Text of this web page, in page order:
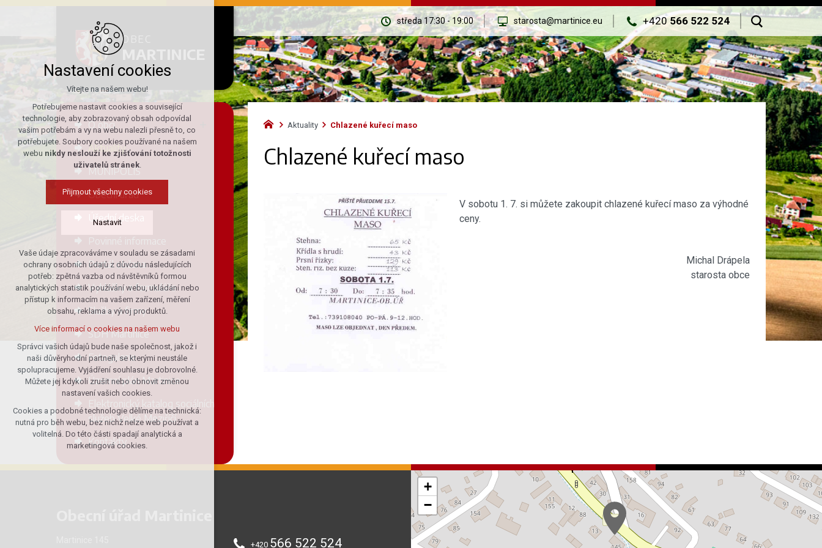
OBEC
středa 17:30 - 19:00 starosta@martinice.eu +420566 522 524
Aktuality Chlazené kuřecí maso
Chlazené kuřecí maso
V sobotu 1. 7. si můžete zakoupit chlazené kuřecí maso za výhodné
ceny.
Michal Drápela
starosta obce
O obci
Aktuality
MUNIPOLIS
Obecní úřad
Úřední deska
Portál občana
Vyhlášky a formuláře
Služby a firmy
SDH Martinice
Fotogalerie
Územní plán Martinice
služeb Velké Meziříčí
Kontakty
+420 566 522 524
+
−
Nastavení cookies
Vítejte na našem webu!
Potřebujeme nastavit cookies a související
technologie, aby zobrazovaný obsah odpovídal
vašim potřebám a vy na webu nalezli přesně to, co
potřebujete. Soubory cookies používané na našem
webu nikdy neslouží ke zjišťování totožnosti
uživatelů stránek.
Přijmout všechny cookies
Nastavit
Technická cookies
nutná pro provozování webu
udržení kontextu stránek (session):
případná přihlášení, volby jazyka, apod.
Volitelná cookies
analytická pro anonymizované
vyhodnocení návštěvnosti
marketingová cookies (Google)
Více informací o cookies na našem webu
Přijmout všechny cookies
Odmítnout vše
Vaše údaje zpracováváme v souladu se zásadami
ochrany osobních údajů z důvodu následujících
potřeb: zpětná vazba od návštěvníků formou
analytických statistik používání webu, ukládání nebo
přístup k informacím na vašem zařízení, měření
obsahu, reklama a vývoj produktů.
Více informací o cookies na našem webu
Správci vašich údajů bude naše společnost, jakož i
naši důvěryhodní partneři, se kterými neustále
spolupracujeme. Vyjádření souhlasu je dobrovolné.
Můžete jej kdykoli zrušit nebo obnovit změnou
nastavení vašich cookies.
Cookies a podobné technologie dělíme na technická:
nutná pro běh webu, bez nichž nelze web používat a
volitelná. Do této části spadají analytická a
marketingová cookies.